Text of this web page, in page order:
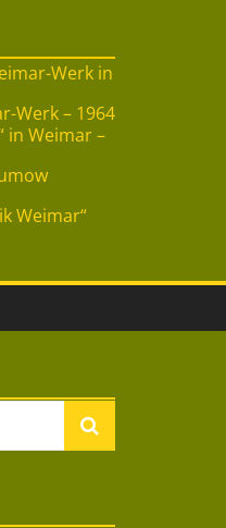
Werk in
Werk – 1964
in Weimar –
Weimar“